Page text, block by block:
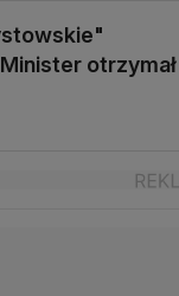
otrzymał